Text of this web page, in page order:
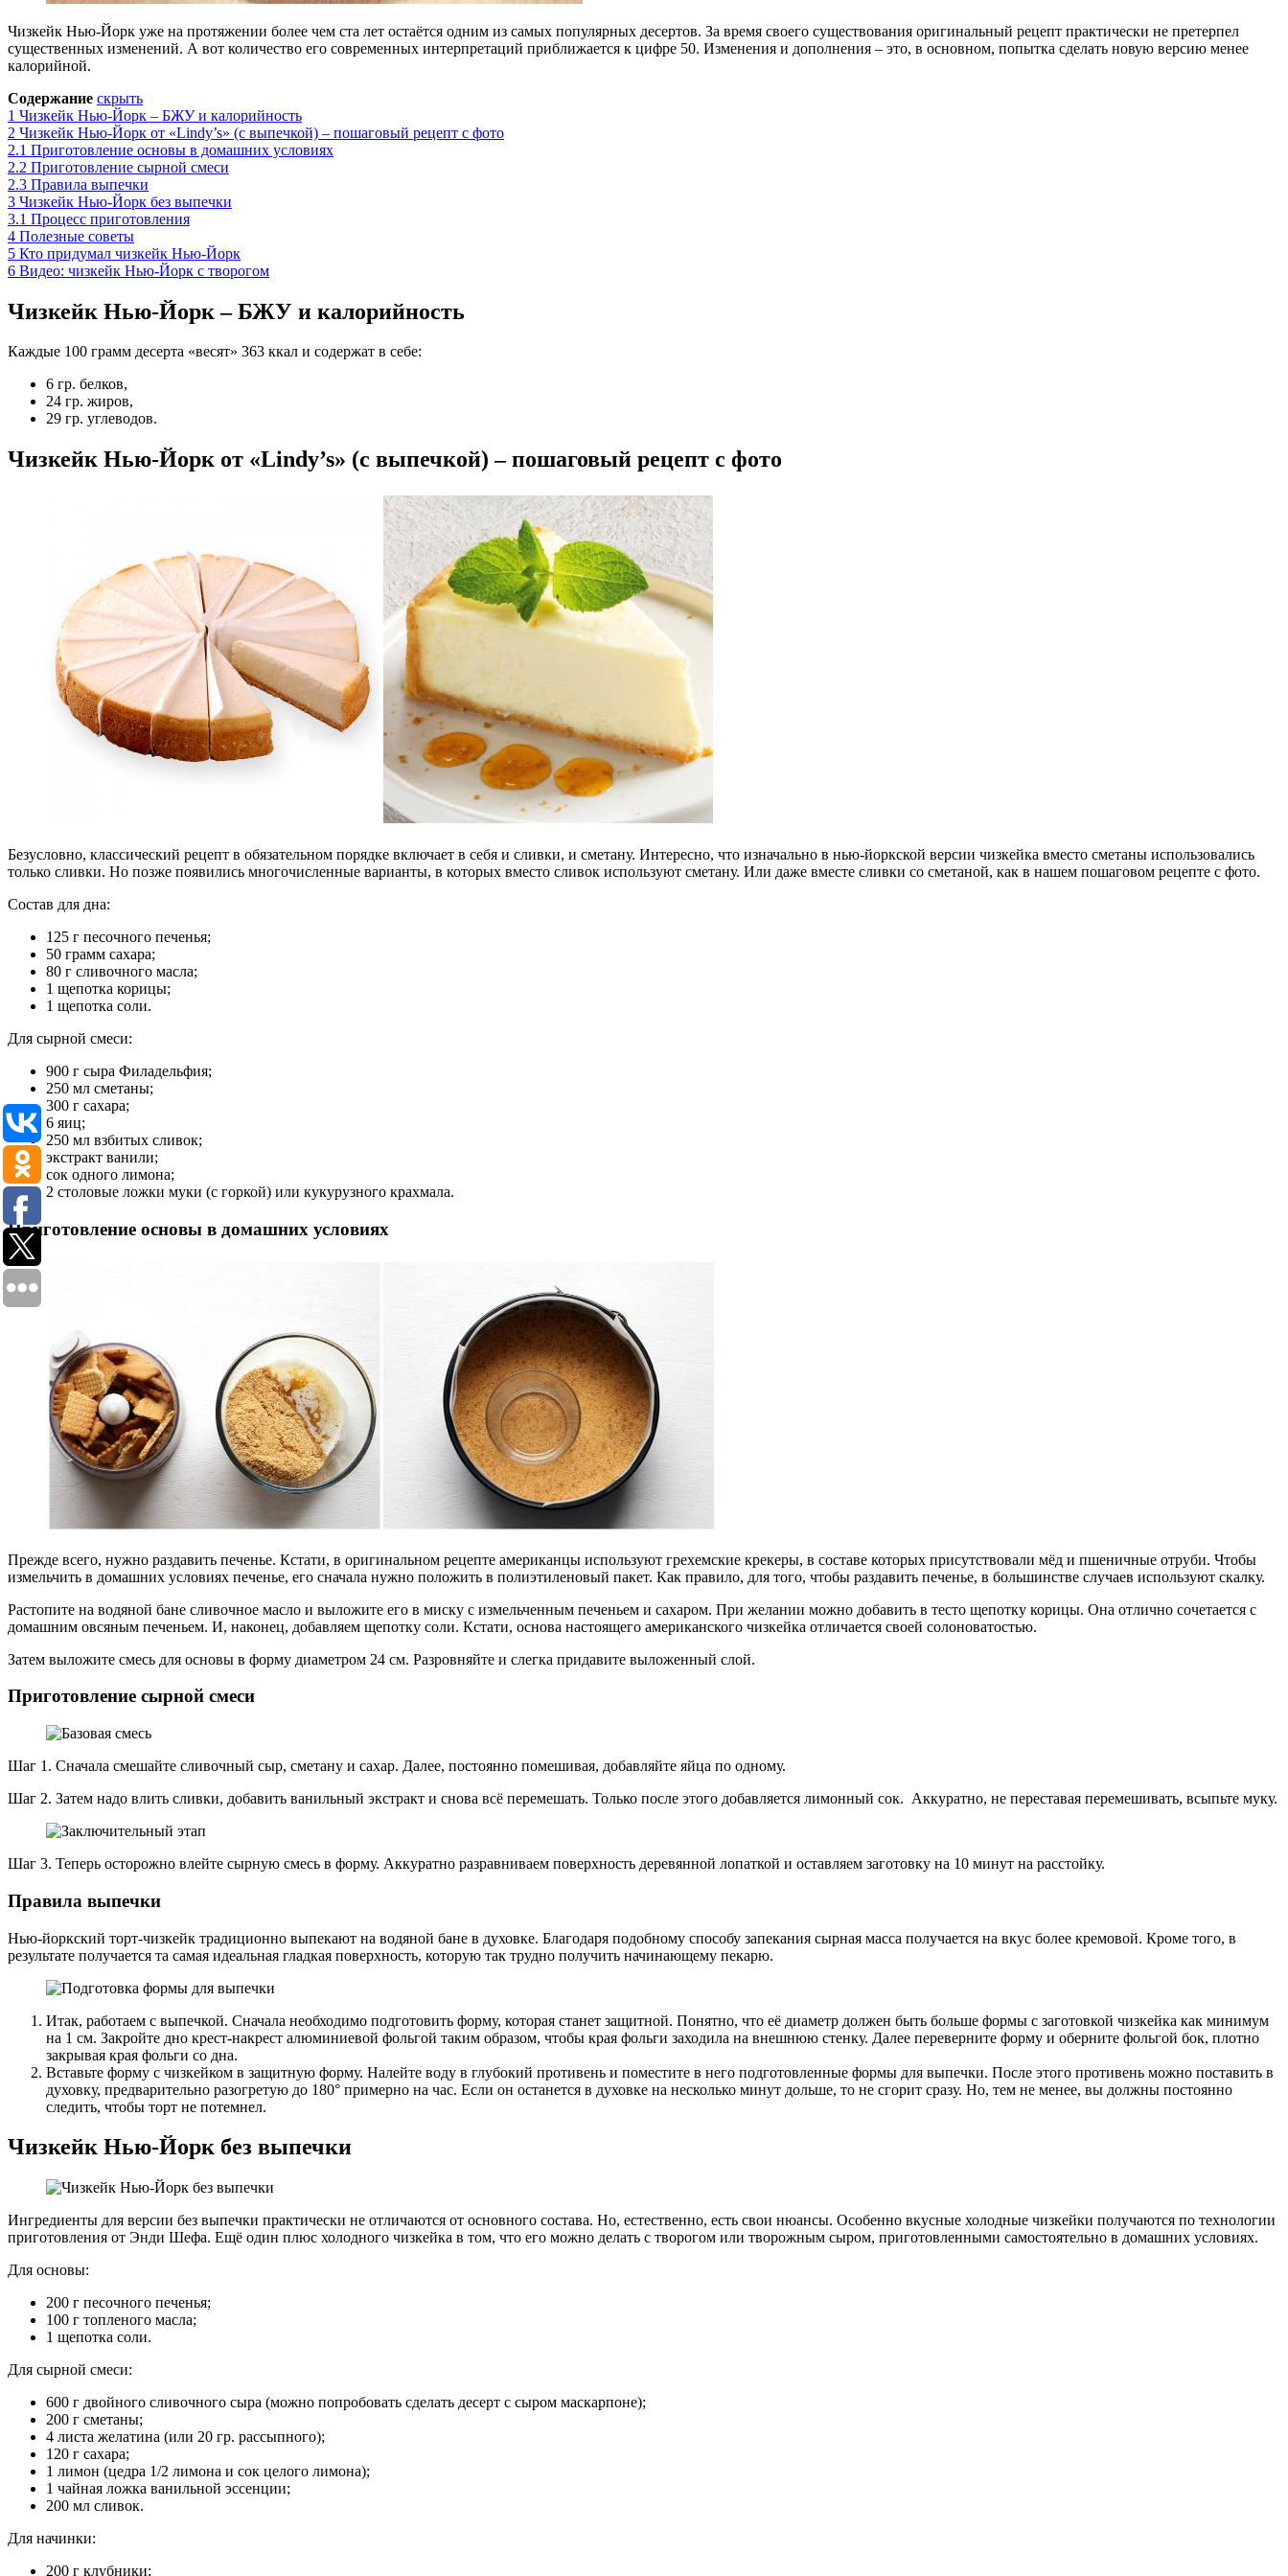
Чизкейк Нью-Йорк уже на протяжении более чем ста лет остаётся одним из самых популярных десертов. За время своего существования оригинальный рецепт практически не претерпел
существенных изменений. А вот количество его современных интерпретаций приближается к цифре 50. Изменения и дополнения – это, в основном, попытка сделать новую версию менее
калорийной.
Содержание скрыть
1 Чизкейк Нью-Йорк – БЖУ и калорийность
2 Чизкейк Нью-Йорк от «Lindy’s» (с выпечкой) – пошаговый рецепт с фото
2.1 Приготовление основы в домашних условиях
2.2 Приготовление сырной смеси
2.3 Правила выпечки
3 Чизкейк Нью-Йорк без выпечки
3.1 Процесс приготовления
4 Полезные советы
5 Кто придумал чизкейк Нью-Йорк
6 Видео: чизкейк Нью-Йорк с творогом
Чизкейк Нью-Йорк – БЖУ и калорийность
Каждые 100 грамм десерта «весят» 363 ккал и содержат в себе:
6 гр. белков,
24 гр. жиров,
29 гр. углеводов.
Чизкейк Нью-Йорк от «Lindy’s» (с выпечкой) – пошаговый рецепт с фото
Безусловно, классический рецепт в обязательном порядке включает в себя и сливки, и сметану. Интересно, что изначально в нью-йоркской версии чизкейка вместо сметаны использовались
только сливки. Но позже появились многочисленные варианты, в которых вместо сливок используют сметану. Или даже вместе сливки со сметаной, как в нашем пошаговом рецепте с фото.
Состав для дна:
125 г песочного печенья;
50 грамм сахара;
80 г сливочного масла;
1 щепотка корицы;
1 щепотка соли.
Для сырной смеси:
900 г сыра Филадельфия;
250 мл сметаны;
300 г сахара;
6 яиц;
250 мл взбитых сливок;
экстракт ванили;
сок одного лимона;
2 столовые ложки муки (с горкой) или кукурузного крахмала.
Приготовление основы в домашних условиях
Прежде всего, нужно раздавить печенье. Кстати, в оригинальном рецепте американцы используют грехемские крекеры, в составе которых присутствовали мёд и пшеничные отруби. Чтобы
измельчить в домашних условиях печенье, его сначала нужно положить в полиэтиленовый пакет. Как правило, для того, чтобы раздавить печенье, в большинстве случаев используют скалку.
Растопите на водяной бане сливочное масло и выложите его в миску с измельченным печеньем и сахаром. При желании можно добавить в тесто щепотку корицы. Она отлично сочетается с
домашним овсяным печеньем. И, наконец, добавляем щепотку соли. Кстати, основа настоящего американского чизкейка отличается своей солоноватостью.
Затем выложите смесь для основы в форму диаметром 24 см. Разровняйте и слегка придавите выложенный слой.
Приготовление сырной смеси
Шаг 1. Сначала смешайте сливочный сыр, сметану и сахар. Далее, постоянно помешивая, добавляйте яйца по одному.
Шаг 2. Затем надо влить сливки, добавить ванильный экстракт и снова всё перемешать. Только после этого добавляется лимонный сок. Аккуратно, не переставая перемешивать, всыпьте муку.
Шаг 3. Теперь осторожно влейте сырную смесь в форму. Аккуратно разравниваем поверхность деревянной лопаткой и оставляем заготовку на 10 минут на расстойку.
Правила выпечки
Нью-йоркский торт-чизкейк традиционно выпекают на водяной бане в духовке. Благодаря подобному способу запекания сырная масса получается на вкус более кремовой. Кроме того, в
результате получается та самая идеальная гладкая поверхность, которую так трудно получить начинающему пекарю.
Итак, работаем с выпечкой. Сначала необходимо подготовить форму, которая станет защитной. Понятно, что её диаметр должен быть больше формы с заготовкой чизкейка как минимум
на 1 см. Закройте дно крест-накрест алюминиевой фольгой таким образом, чтобы края фольги заходила на внешнюю стенку. Далее переверните форму и оберните фольгой бок, плотно
закрывая края фольги со дна.
Вставьте форму с чизкейком в защитную форму. Налейте воду в глубокий противень и поместите в него подготовленные формы для выпечки. После этого противень можно поставить в
духовку, предварительно разогретую до 180° примерно на час. Если он останется в духовке на несколько минут дольше, то не сгорит сразу. Но, тем не менее, вы должны постоянно
следить, чтобы торт не потемнел.
Чизкейк Нью-Йорк без выпечки
Ингредиенты для версии без выпечки практически не отличаются от основного состава. Но, естественно, есть свои нюансы. Особенно вкусные холодные чизкейки получаются по технологии
приготовления от Энди Шефа. Ещё один плюс холодного чизкейка в том, что его можно делать с творогом или творожным сыром, приготовленными самостоятельно в домашних условиях.
Для основы:
200 г песочного печенья;
100 г топленого масла;
1 щепотка соли.
Для сырной смеси:
600 г двойного сливочного сыра (можно попробовать сделать десерт с сыром маскарпоне);
200 г сметаны;
4 листа желатина (или 20 гр. рассыпного);
120 г сахара;
1 лимон (цедра 1/2 лимона и сок целого лимона);
1 чайная ложка ванильной эссенции;
200 мл сливок.
Для начинки:
200 г клубники;